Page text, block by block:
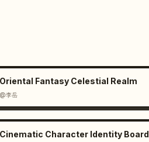
Oriental Fantasy Celestial Realm
@李岳
Cinematic Character Identity Board